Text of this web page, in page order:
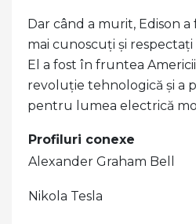
Dar când a murit, Edison
mai cunoscuți și
El a fost în fruntea
revoluție tehnologică și a
pentru lumea electrică
Profiluri conexe
Alexander Graham Bell
Nikola Tesla